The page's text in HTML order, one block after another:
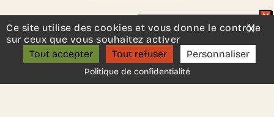
Une autre idée en tête ? Contactez-nous
, nous serons
ravis de vous aider.
Ces autres produits
pourraient vous plaire..
Un projet d’aménagement ?
ON S’APPELLE ?
Ce site utilise des cookies et vous donne le contrôle
sur ceux que vous souhaitez activer
Tout accepter
Tout refuser Personnaliser
Politique de confidentialité
X